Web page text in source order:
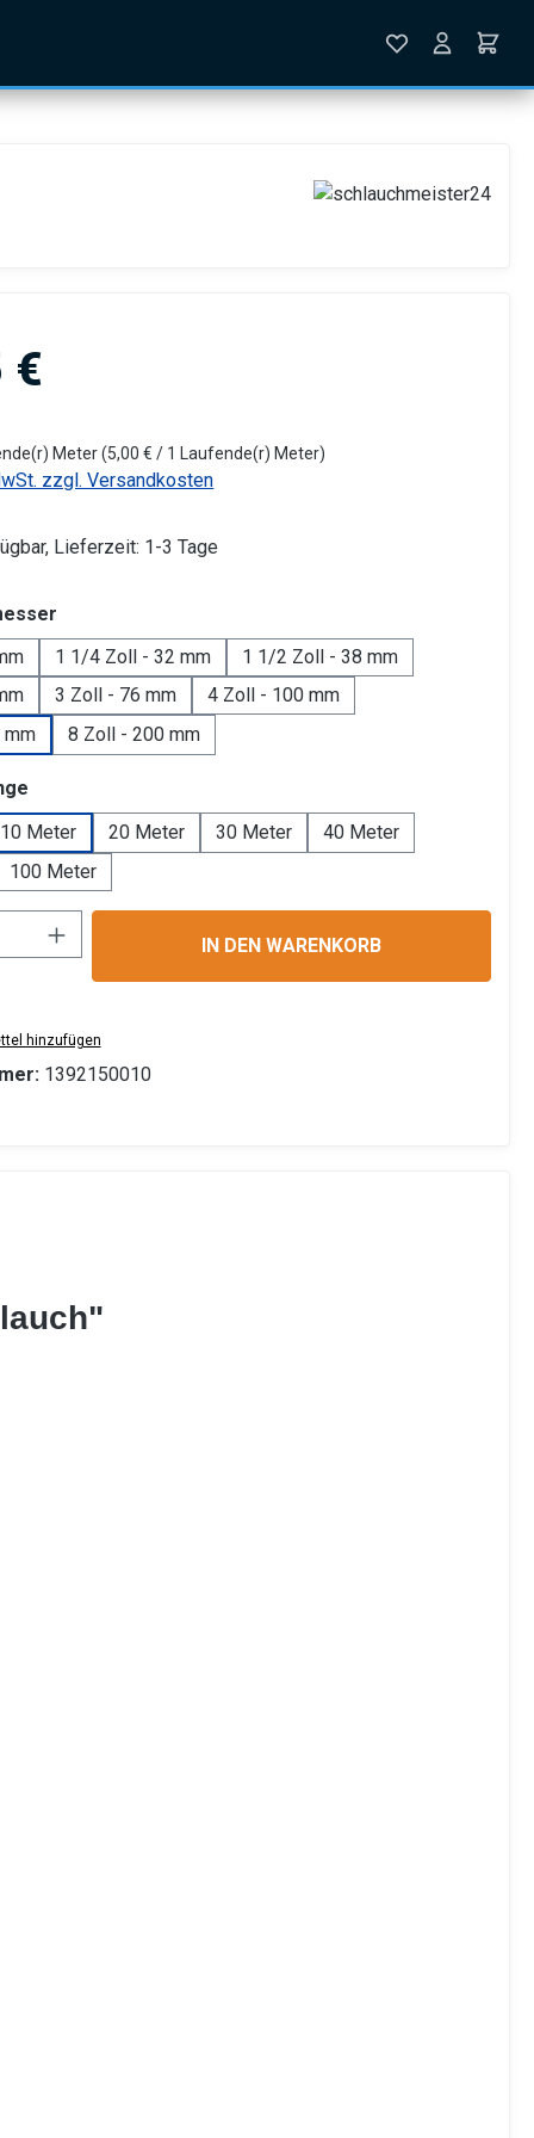
€
Meter(5,00 € / 1 Laufende(r) Meter)
zzgl. Versandkosten
Lieferzeit: 1-3 Tage
1 1/4 Zoll - 32 mm
1 1/2 Zoll - 38 mm
3 Zoll - 76 mm
4 Zoll - 100 mm
8 Zoll - 200 mm
10 Meter
20 Meter 30 Meter
40 Meter
100 Meter
Gib den gewünschten Wert ein
IN DEN WARENKORB
hinzufügen
1392150010